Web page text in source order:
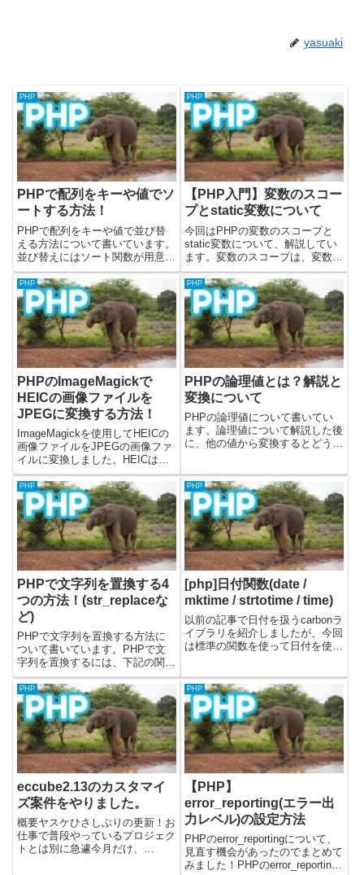
yasuaki
PHP
PHPで配列をキーや値でソ
ートする方法！
PHPで配列をキーや値で並び替
える方法について書いています。
並び替えにはソート関数が用意さ
れているため、簡単に並び替える
ことが可能です。本記事では、
PHPで配列をキーや値で並び替
える方法について、実際に動作す
るコード例を交えながら解説して
い...
PHP
【PHP入門】変数のスコー
プとstatic変数について
今回はPHPの変数のスコープと
static変数について、解説してい
ます。変数のスコープは、変数を
使える有効な範囲のことです。ス
コープを意識しておかないと、変
数に思ってなかった値が入ったり
してバグの原因になります。実際
にコードをみて確認しまし...
PHP
PHPのImageMagickで
HEICの画像ファイルを
JPEGに変換する方法！
ImageMagickを使用してHEICの
画像ファイルをJPEGの画像ファ
イルに変換しました。HEICは
iOS11から使用されている画像の
形式で、デフォルトでこの保存方
法になっています。2021年現
在、ブラウザではHEICファイル
に対応して...
PHP
PHPの論理値とは？解説と
変換について
PHPの論理値について書いてい
ます。論理値について解説した後
に、他の値から変換するとどうな
はfalseのどちらかの値です。変
数に入れて使うことができます。
プログラムを書いてい...
PHP
PHPで文字列を置換する4
つの方法！(str_replaceな
ど)
PHPで文字列を置換する方法に
ついて書いています。PHPで文
字列を置換するには、下記の関数
を使うことができます。・
str_replace関数・str_ireplace関
数・preg_replace関数・strtr関数
サンプルコードは、PHP...
PHP
[php]日付関数(date /
mktime / strtotime / time)
以前の記事で日付を扱うcarbonラ
イブラリを紹介しましたが、今回
は標準の関数を使って日付を使う
とがあったので書いてみまし
た。）PHP5.2以降はDateTime型
が使えるようです...
PHP
eccube2.13のカスタマイ
ズ案件をやりました。
概要ヤスケひさしぶりの更新！お
仕事で普段やっているプロジェク
トとは別に急遽今月だけ、
PHP
【PHP】
error_reporting(エラー出
力レベル)の設定方法
PHPのerror_reportingについて、
見直す機会があったのでまとめて
みました！PHPのerror_reporting